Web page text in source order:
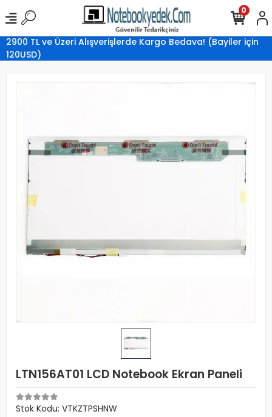
2900 TL ve Üzeri Alışverişlerde Kargo Bedava! (Bayiler için
120USD)
0
LTN156AT01 LCD Notebook Ekran Paneli
Stok Kodu: VTKZTPSHNW